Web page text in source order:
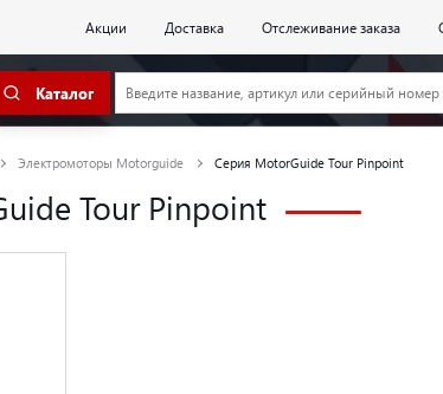
Акции Доставка Отслеживание заказа
Каталог
Электромоторы Motorguide Серия MotorGuide Tour Pinpoint
Tour Pinpoint